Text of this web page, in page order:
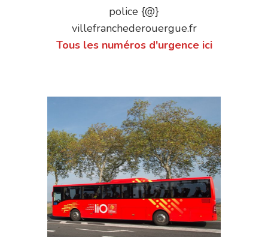
police {@}
villefranchederouergue.fr
Tous les numéros d'urgence ici